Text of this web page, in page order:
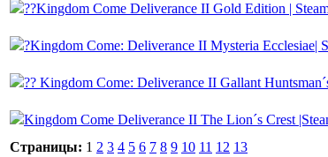
??Kingdom Come Deliverance II Gold Edition |
?Kingdom Come: Deliverance II Mysteria Ecclesiae|
?? Kingdom Come: Deliverance II Gallant
Kingdom Come Deliverance II The Lion´s Crest
Страницы: 1 2 3 4 5 6 7 8 9 10 11 12 13